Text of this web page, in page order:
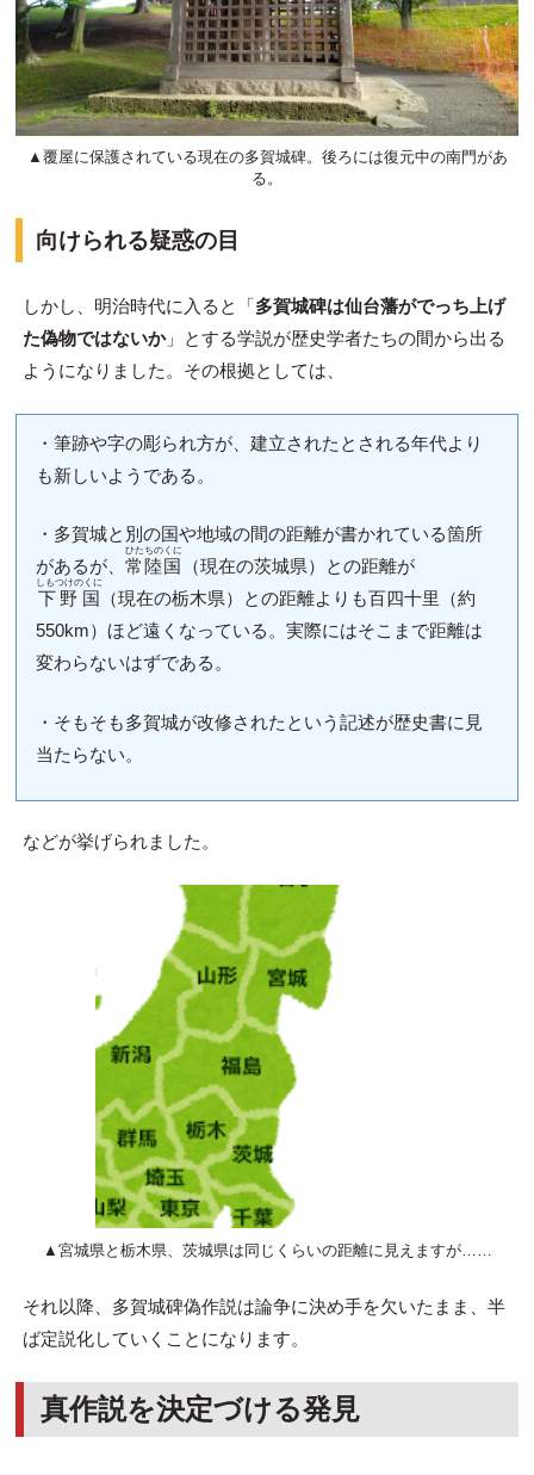
▲覆屋に保護されている現在の多賀城碑。後ろには復元中の南門があ
る。
向けられる疑惑の目
しかし、明治時代に入ると「多賀城碑は仙台藩がでっち上げ
た偽物ではないか」とする学説が歴史学者たちの間から出る
ようになりました。その根拠としては、
・筆跡や字の彫られ方が、建立されたとされる年代より
も新しいようである。
・多賀城と別の国や地域の間の距離が書かれている箇所
があるが、 常陸国
ひたちのくに
（現在の茨城県）との距離が
下野国
しもつけのくに
（現在の栃木県）との距離よりも百四十里（約
550km）ほど遠くなっている。実際にはそこまで距離は
変わらないはずである。
・そもそも多賀城が改修されたという記述が歴史書に見
当たらない。
などが挙げられました。
▲宮城県と栃木県、茨城県は同じくらいの距離に見えますが……
それ以降、多賀城碑偽作説は論争に決め手を欠いたまま、半
ば定説化していくことになります。
真作説を決定づける発見